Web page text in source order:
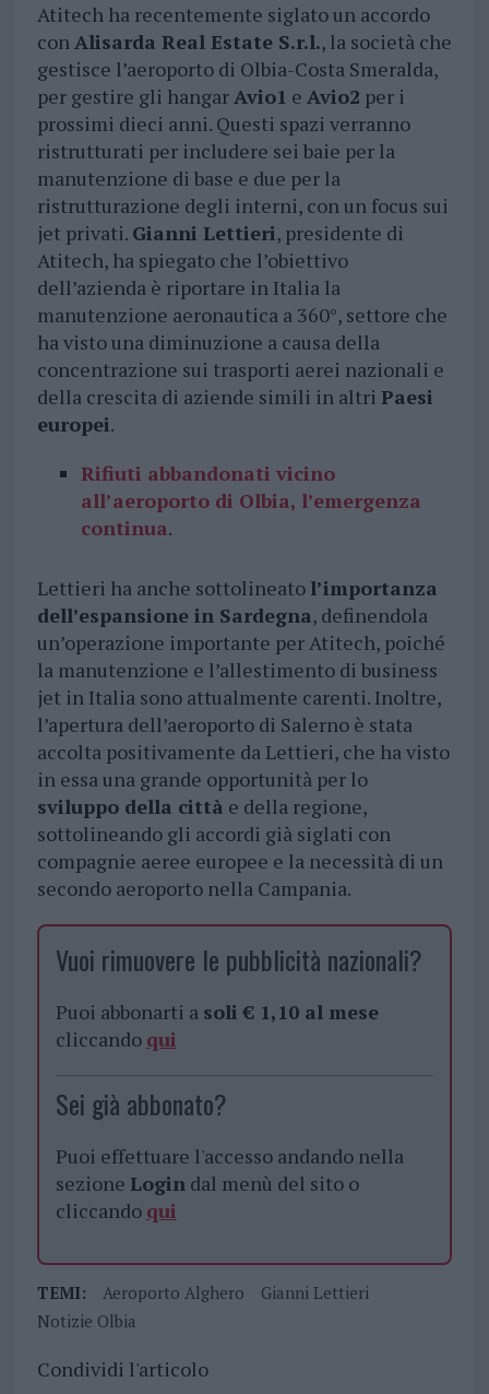
Atitech ha recentemente siglato un accordo
conAlisarda Real Estate S.r.l., la società che
gestisce l’aeroporto di Olbia-Costa Smeralda,
per gestire gli hangarAvio1 e Avio2 per i
prossimi dieci anni. Questi spazi verranno
ristrutturati per includere sei baie per la
manutenzione di base e due per la
ristrutturazione degli interni, con un focus sui
jet privati. Gianni Lettieri, presidente di
Atitech, ha spiegato che l’obiettivo
dell’azienda è riportare in Italia la
manutenzione aeronautica a 360°, settore che
ha visto una diminuzione a causa della
concentrazione sui trasporti aerei nazionali e
della crescita di aziende simili in altri Paesi
europei.
Rifiuti abbandonati vicino
all’aeroporto di Olbia, l’emergenza
continua.
Lettieri ha anche sottolineato l’importanza
dell’espansione in Sardegna, definendola
un’operazione importante per Atitech, poiché
la manutenzione e l’allestimento di business
jet in Italia sono attualmente carenti. Inoltre,
l’apertura dell’aeroporto di Salerno è stata
accolta positivamente da Lettieri, che ha visto
in essa una grande opportunità per lo
sviluppo della città e della regione,
sottolineando gli accordi già siglati con
compagnie aeree europee e la necessità di un
secondo aeroporto nella Campania.
Vuoi rimuovere le pubblicità nazionali?
Puoi abbonarti a soli € 1,10 al mese
cliccando qui
Sei già abbonato?
Puoi effettuare l'accesso andando nella
sezione Logindal menù del sito o
cliccando qui
TEMI: Aeroporto Alghero
Gianni Lettieri
Notizie Olbia
Condividi l'articolo